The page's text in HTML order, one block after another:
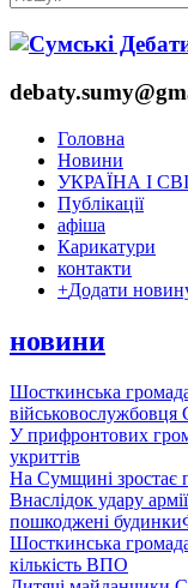
Головна
Новини
УКРАЇНА І
Публікації
афіша
Карикатури
контакти
+Додати
новини
Шосткинська
військовослужбовця
У прифронтових
укриттів
На Сумщині зростає
Внаслідок удару
пошкоджені будинки
Шосткинська
кількість ВПО